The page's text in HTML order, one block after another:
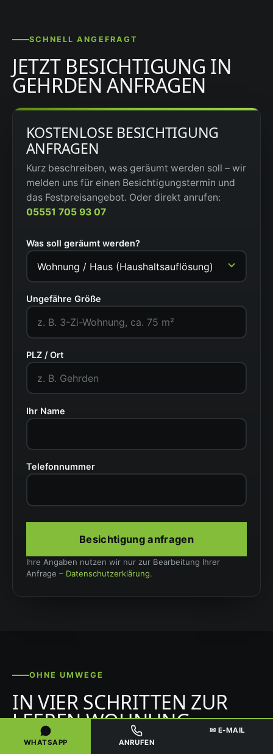
SCHNELL ANGEFRAGT
JETZT BESICHTIGUNG IN
GEHRDEN ANFRAGEN
KOSTENLOSE BESICHTIGUNG
ANFRAGEN
Kurz beschreiben, was geräumt werden soll – wir
melden uns für einen Besichtigungstermin und
das Festpreisangebot. Oder direkt anrufen:
05551 705 93 07
Was soll geräumt werden?
Ungefähre Größe
PLZ / Ort
Ihr Name
Telefonnummer
Besichtigung anfragen
Ihre Angaben nutzen wir nur zur Bearbeitung Ihrer
Anfrage – Datenschutzerklärung.
OHNE UMWEGE
IN VIER SCHRITTEN ZUR
LEEREN WOHNUNG
WHATSAPP ANRUFEN
✉ E-MAIL